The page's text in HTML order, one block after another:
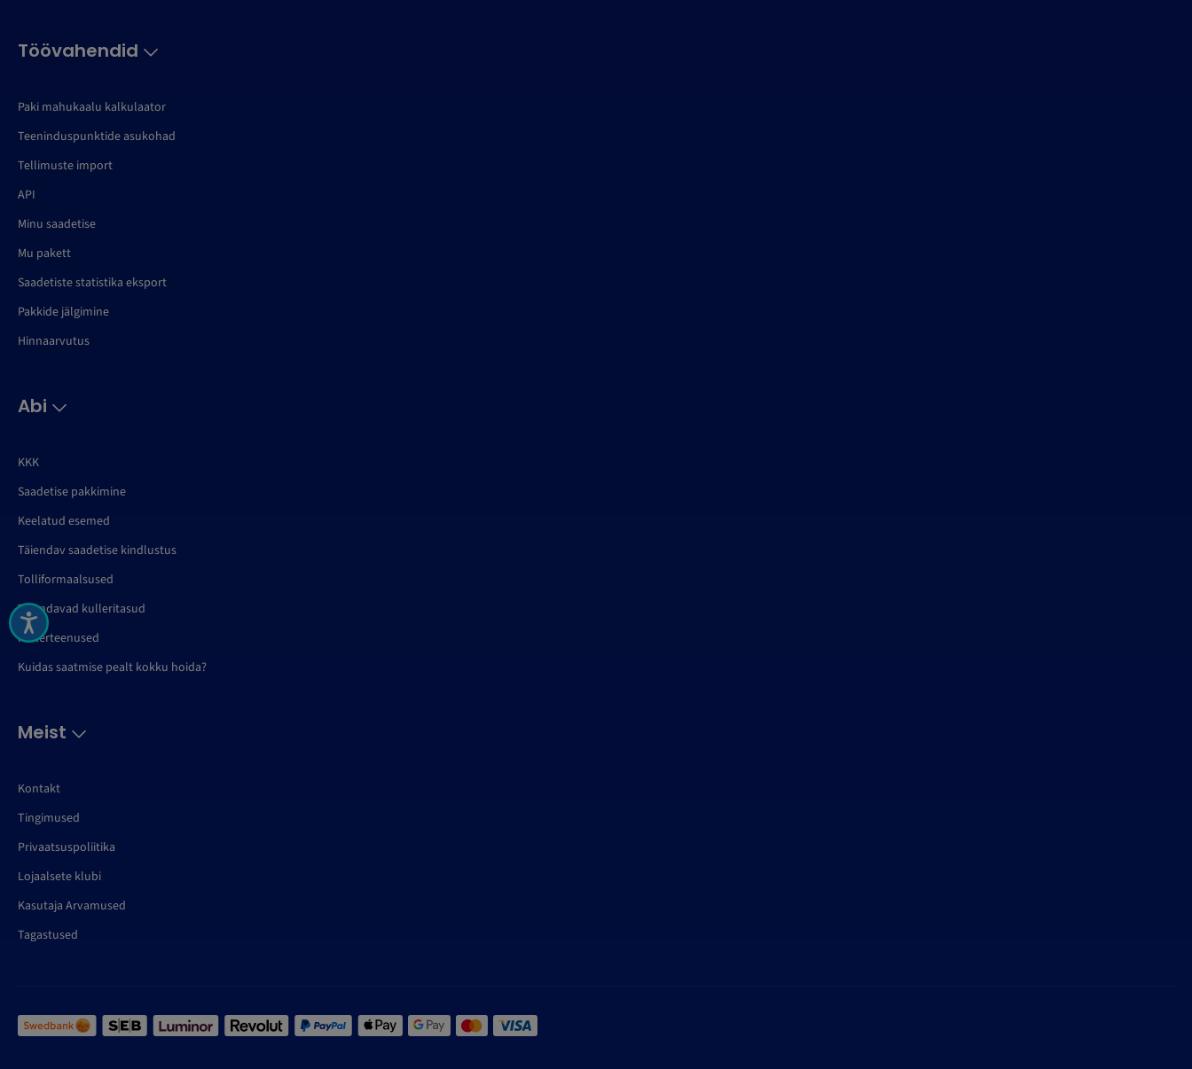
Töövahendid
Paki mahukaalu kalkulaator
Teeninduspunktide asukohad
Tellimuste import
API
Minu saadetise
Mu pakett
Saadetiste statistika eksport
Pakkide jälgimine
Hinnaarvutus
Abi
KKK
Saadetise pakkimine
Keelatud esemed
Täiendav saadetise kindlustus
Tolliformaalsused
Täiendavad kulleritasud
Kullerteenused
Kuidas saatmise pealt kokku hoida?
Meist
Kontakt
Tingimused
Privaatsuspoliitika
Lojaalsete klubi
Kasutaja Arvamused
Tagastused